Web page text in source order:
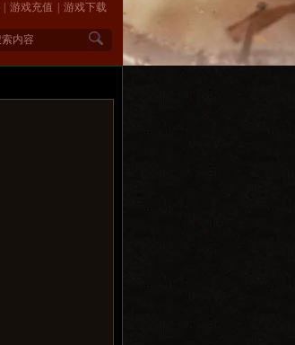
游戏充值 游戏下载